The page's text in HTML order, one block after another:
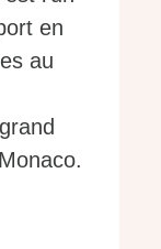
en
au